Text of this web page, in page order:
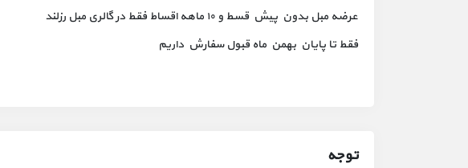
عرضه مبل بدون پیش قسط و ۱۰ ماهه اقساط فقط در گالری مبل رزلند
فقط تا پایان بهمن ماه قبول سفارش داریم
توجه